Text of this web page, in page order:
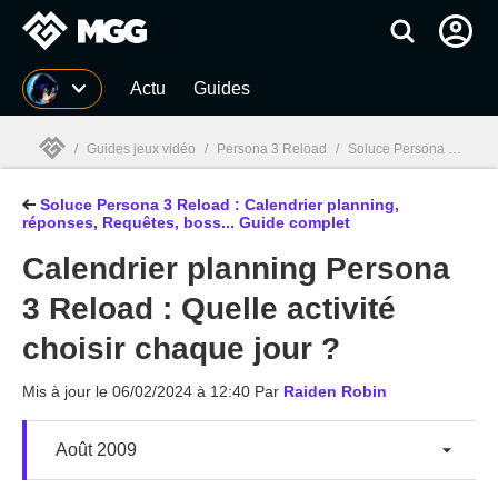
MGG Actu Guides
MGG
/ Guides jeux vidéo / Persona 3 Reload / Soluce Persona 3 Reload : Calendrier planning, réponses, Requêtes, boss... Guide complet
Soluce Persona 3 Reload : Calendrier planning,
réponses, Requêtes, boss... Guide complet
Calendrier planning Persona
3 Reload : Quelle activité
choisir chaque jour ?
Mis à jour le 06/02/2024 à 12:40 Par Raiden Robin
Août 2009